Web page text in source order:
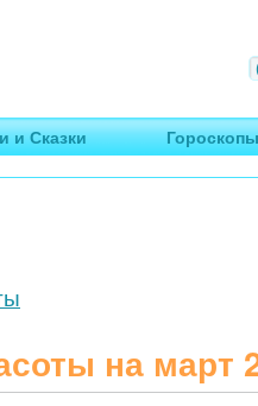
путешествия
и Сказки Гороскопы
на март